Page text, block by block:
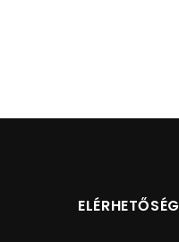
ELÉRHETŐSÉG